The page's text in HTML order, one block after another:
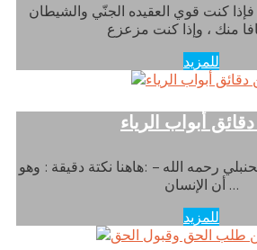
فإذا كنت قوي العقيده الجنّي والشيطان
للمزيد
أبواب الرياء
رحمه الله – :هاهنا نكتة دقيقة : وهو
أن الإنسان …
للمزيد